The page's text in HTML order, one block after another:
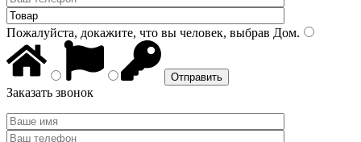
Пожалуйста, докажите, что вы человек, выбрав Дом.
Заказать звонок